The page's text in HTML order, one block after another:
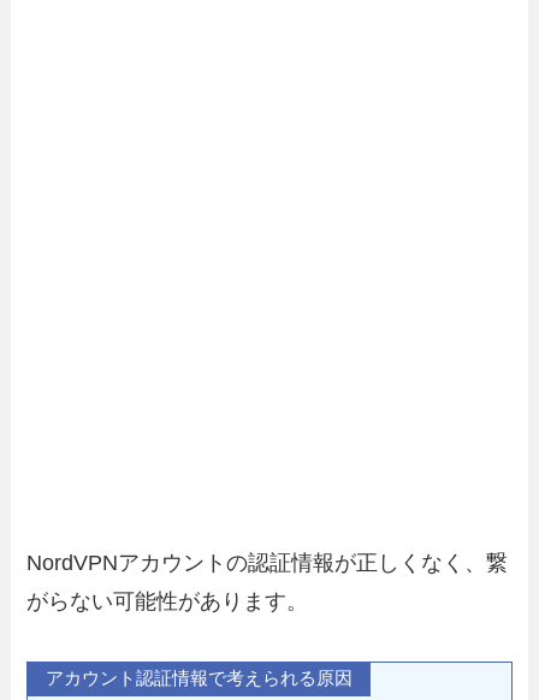
NordVPNアカウントの認証情報が正しくなく、繋
がらない可能性があります。
アカウント認証情報で考えられる原因